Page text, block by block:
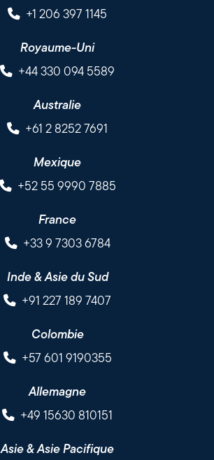
+1 206 397 1145
Royaume-Uni
+44 330 094 5589
Australie
+61 2 8252 7691
Mexique
+52 55 9990 7885
France
+33 9 7303 6784
Inde & Asie du Sud
+91 227 189 7407
Colombie
+57 601 9190355
Allemagne
+49 15630 810151
Asie & Asie Pacifique